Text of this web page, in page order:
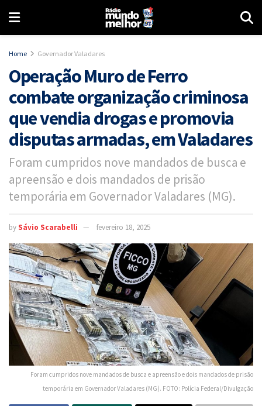
Home Governador Valadares
Operação Muro de Ferro
combate organização criminosa
que vendia drogas e promovia
disputas armadas, em Valadares
Foram cumpridos nove mandados de busca e
apreensão e dois mandados de prisão
temporária em Governador Valadares (MG).
bySávio Scarabelli fevereiro 18, 2025
Foram cumpridos nove mandados de busca e apreensão e dois mandados de prisão
temporária em Governador Valadares (MG). FOTO: Polícia Federal/Divulgação